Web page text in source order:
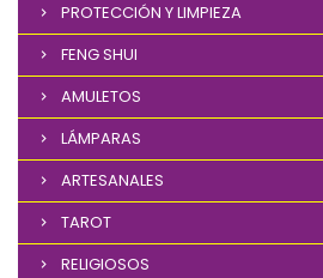
PROTECCIÓN Y LIMPIEZA
FENG SHUI
AMULETOS
LÁMPARAS
ARTESANALES
TAROT
RELIGIOSOS